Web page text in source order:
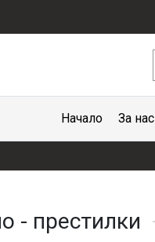
Начало За нас
- престилки